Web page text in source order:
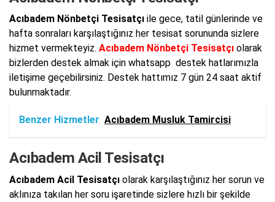
Acıbadem Nönbetçi Tesisatçı ile gece, tatil günlerinde ve
hafta sonraları karşılaştığınız her tesisat sorununda sizlere
hizmet vermekteyiz. Acıbadem Nönbetçi Tesisatçı olarak
bizlerden destek almak için whatsapp destek hatlarımızla
iletişime geçebilirsiniz. Destek hattımız 7 gün 24 saat aktif
bulunmaktadır.
Benzer Hizmetler Acıbadem Musluk Tamircisi
Acıbadem Acil Tesisatçı
Acıbadem Acil Tesisatçı olarak karşılaştığınız her sorun ve
aklınıza takılan her soru işaretinde sizlere hızlı bir şekilde